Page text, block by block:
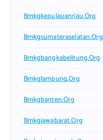
Bmkgkepulauanriau.org
Bmkgsumateraselatan.org
Bmkgbangkabelitung.org
Bmkglampung.org
Bmkgbanten.org
Bmkgjawabarat.org